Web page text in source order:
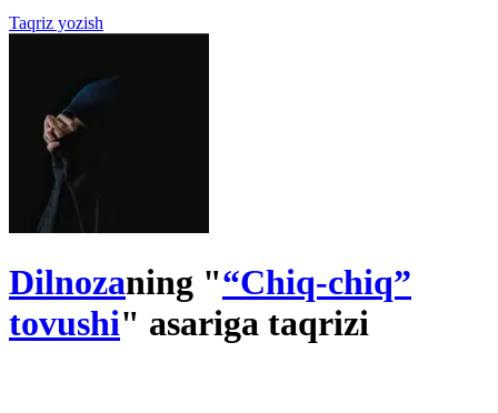
Taqriz yozish
Dilnozaning "“Chiq-chiq”
tovushi" asariga taqrizi